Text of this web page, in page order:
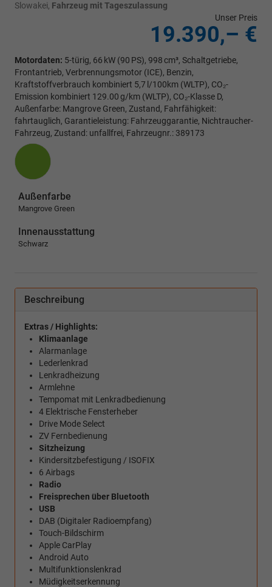
Slowakei, Fahrzeug mit Tageszulassung
Unser Preis
19.390,– €
Motordaten: 5-türig, 66 kW (90 PS), 998 cm³, Schaltgetriebe,
Frontantrieb, Verbrennungsmotor (ICE), Benzin,
Kraftstoffverbrauch kombiniert 5,7 l/100km (WLTP), CO₂-
Emission kombiniert 129.00 g/km (WLTP), CO₂-Klasse D,
Außenfarbe: Mangrove Green, Zustand, Fahrfähigkeit:
fahrtauglich, Garantieleistung: Fahrzeuggarantie, Nichtraucher-
Fahrzeug, Zustand: unfallfrei, Fahrzeugnr.: 389173
Außenfarbe
Mangrove Green
Innenausstattung
Schwarz
Beschreibung
Extras / Highlights:
Klimaanlage
Alarmanlage
Lederlenkrad
Lenkradheizung
Armlehne
Tempomat mit Lenkradbedienung
4 Elektrische Fensterheber
Drive Mode Select
ZV Fernbedienung
Sitzheizung
Kindersitzbefestigung / ISOFIX
6 Airbags
Radio
Freisprechen über Bluetooth
USB
DAB (Digitaler Radioempfang)
Touch-Bildschirm
Apple CarPlay
Android Auto
Multifunktionslenkrad
Müdigkeitserkennung